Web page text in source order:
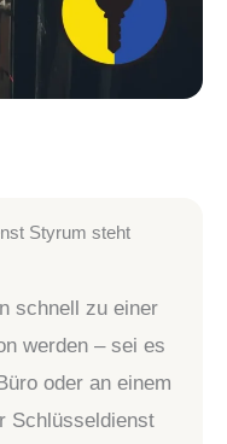
Styrum steht
schnell zu einer
werden – sei es
oder an einem
Schlüsseldienst